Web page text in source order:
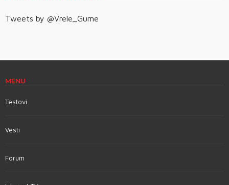
Tweets by @Vrele_Gume
MENU
Testovi
Vesti
Forum